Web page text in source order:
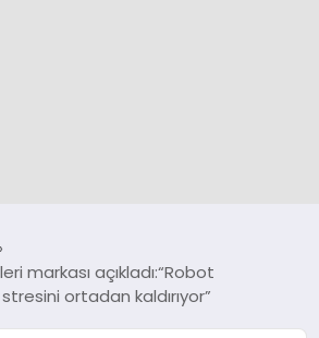
markası açıkladı:“Robot
ortadan kaldırıyor”